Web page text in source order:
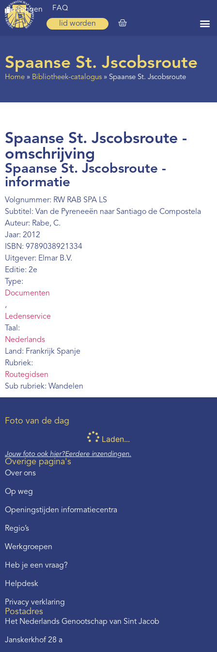
inloggen FAQ
lid worden
Zoeken
Ervaringen
Regio’s
Nieuws
Agenda
Webshop
Contact
Spaanse St. Jscobsroute
Home » Bibliotheek-catalogus » Spaanse St. Jscobsroute
Spaanse St. Jscobsroute -
omschrijving
Spaanse St. Jscobsroute -
informatie
Volgnummer: RW RAB SPA LS
Subtitel: Van de Pyreneeën naar Santiago de Compostela
Auteur: Rabe, C.
Jaar: 2012
ISBN: 9789038921334
Uitgever: Elmar B.V.
Editie: 2e
Type:
Documenten
,
Ledenservice
Taal:
Nederlands
Land: Frankrijk Spanje
Rubriek:
Routegidsen
Sub rubriek: Wandelen
Foto van de dag
Laden...
Jouw foto ook hier?Eerdere inzendingen.
Overige pagina's
Over ons
Op weg
Openingstijden informatiecentra
Regio’s
Werkgroepen
Heb je een vraag?
Helpdesk
Privacy verklaring
Postadres
Het Nederlands Genootschap van Sint Jacob
Janskerkhof 28 a